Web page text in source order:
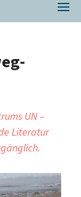
UN –
Literatur